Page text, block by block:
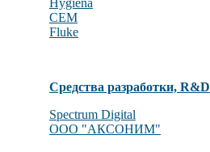
Hygiena
CEM
Fluke
Средства разработки, R&D
Spectrum Digital
OOO "АКСОНИМ"